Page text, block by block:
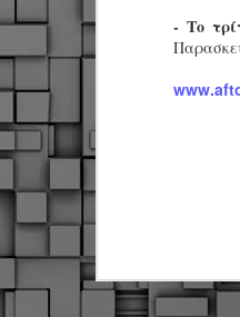
- Το
JUN
Δήμος Κοζάνης :
Αναμνηστικά